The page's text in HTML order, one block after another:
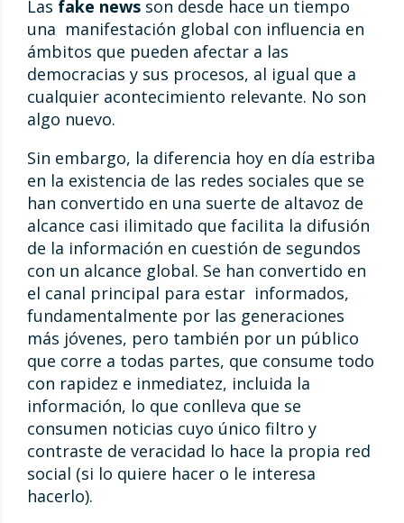
Las fake news son desde hace un tiempo
una manifestación global con influencia en
ámbitos que pueden afectar a las
democracias y sus procesos, al igual que a
cualquier acontecimiento relevante. No son
algo nuevo.
Sin embargo, la diferencia hoy en día estriba
en la existencia de las redes sociales que se
han convertido en una suerte de altavoz de
alcance casi ilimitado que facilita la difusión
de la información en cuestión de segundos
con un alcance global. Se han convertido en
el canal principal para estar informados,
fundamentalmente por las generaciones
más jóvenes, pero también por un público
que corre a todas partes, que consume todo
con rapidez e inmediatez, incluida la
información, lo que conlleva que se
consumen noticias cuyo único filtro y
contraste de veracidad lo hace la propia red
social (si lo quiere hacer o le interesa
hacerlo).